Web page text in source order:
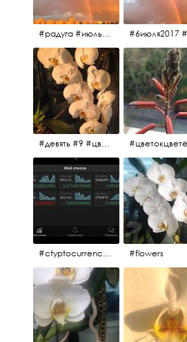
#радуга #июльскоеутро #радугавовсёнебо #6июля2017
#девять #9 #цветы
#ctyptocurrency #btc #eth #flowers